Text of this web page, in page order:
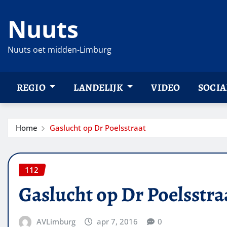
naar
inhoud
Nuuts
Nuuts oet midden-Limburg
REGIO LANDELIJK VIDEO
Home Gaslucht op Dr Poelsstraat
112
Gaslucht op Dr
AVLimburg apr 7, 2016 0